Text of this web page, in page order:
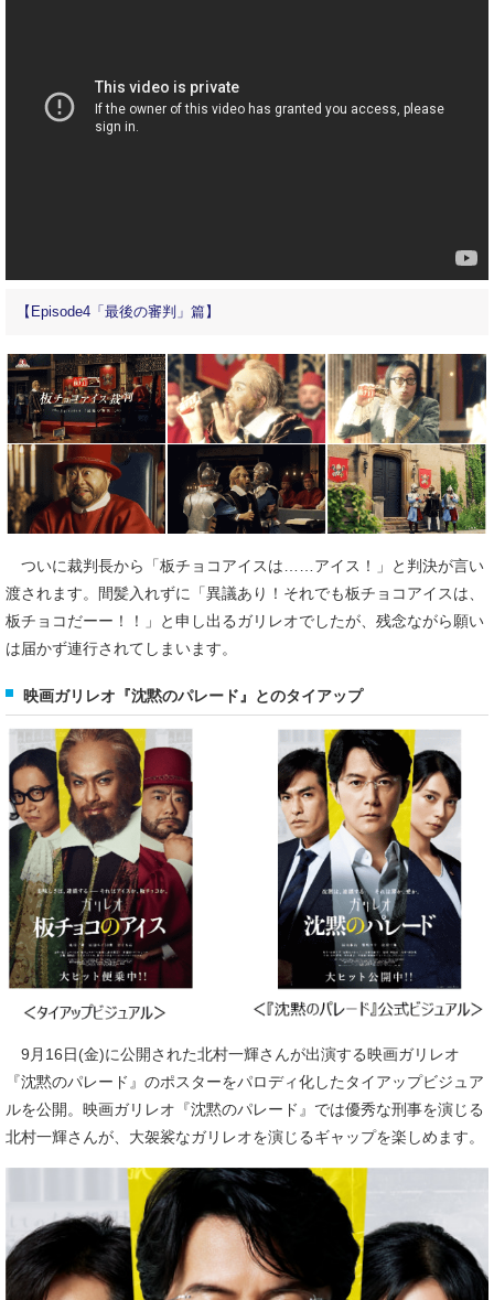
【Episode4「最後の審判」篇】
ついに裁判長から「板チョコアイスは……アイス！」と判決が言い
渡されます。間髪入れずに「異議あり！それでも板チョコアイスは、
板チョコだーー！！」と申し出るガリレオでしたが、残念ながら願い
は届かず連行されてしまいます。
映画ガリレオ『沈黙のパレード』とのタイアップ
9月16日(金)に公開された北村一輝さんが出演する映画ガリレオ
『沈黙のパレード』のポスターをパロディ化したタイアップビジュア
ルを公開。映画ガリレオ『沈黙のパレード』では優秀な刑事を演じる
北村一輝さんが、大袈裟なガリレオを演じるギャップを楽しめます。